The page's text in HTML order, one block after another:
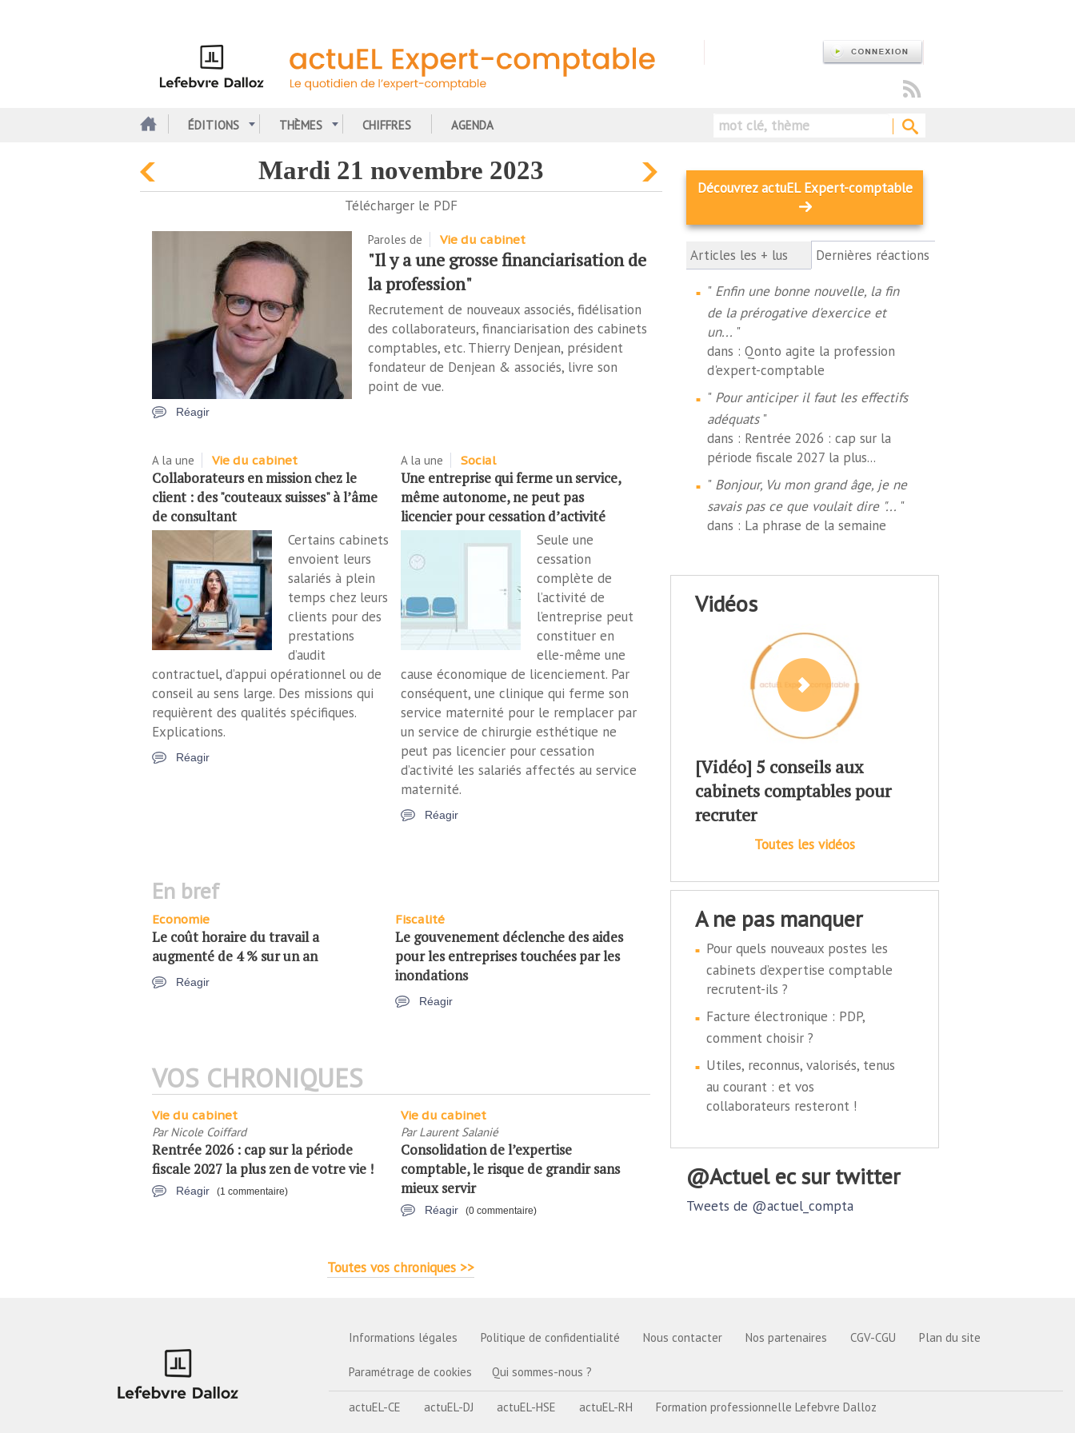
ÉDITIONS THÈMES CHIFFRES AGENDA Rechercher
mardi 21 novembre 2023
Télécharger le PDF
Paroles de Vie du cabinet
"Il y a une grosse financiarisation de
la profession"
Recrutement de nouveaux associés, fidélisation
des collaborateurs, financiarisation des cabinets
comptables, etc. Thierry Denjean, président
fondateur de Denjean & associés, livre son
point de vue.
Réagir
A la une Vie du cabinet
Collaborateurs en mission chez le
client : des "couteaux suisses" à l’âme
de consultant
Certains cabinets
envoient leurs
salariés à plein
temps chez leurs
clients pour des
prestations
d’audit
contractuel, d’appui opérationnel ou de
conseil au sens large. Des missions qui
requièrent des qualités spécifiques.
Explications.
Réagir
A la une Social
Une entreprise qui ferme un service,
même autonome, ne peut pas
licencier pour cessation d’activité
Seule une
cessation
complète de
l’activité de
l’entreprise peut
constituer en
elle-même une
cause économique de licenciement. Par
conséquent, une clinique qui ferme son
service maternité pour le remplacer par
un service de chirurgie esthétique ne
peut pas licencier pour cessation
d’activité les salariés affectés au service
maternité.
Réagir
en bref
Economie
Le coût horaire du travail a
augmenté de 4 % sur un an
Réagir
Fiscalité
Le gouvenement déclenche des aides
pour les entreprises touchées par les
inondations
Réagir
VOS CHRONIQUES
Vie du cabinet
ParNicole Coiffard
Rentrée 2026 : cap sur la période
fiscale 2027 la plus zen de votre vie !
Réagir (1 commentaire)
Vie du cabinet
ParLaurent Salanié
Consolidation de l’expertise
comptable, le risque de grandir sans
mieux servir
Réagir (0 commentaire)
Toutes vos chroniques >>
Découvrez actuEL Expert-comptable
Articles les + lus Dernières réactions
" Enfin une bonne nouvelle, la fin
de la prérogative d'exercice et
un... "
dans : Qonto agite la profession
d'expert-comptable
" Pour anticiper il faut les effectifs
adéquats"
dans : Rentrée 2026 : cap sur la
période fiscale 2027 la plus...
" Bonjour, Vu mon grand âge, je ne
savais pas ce que voulait dire "... "
dans : La phrase de la semaine
vidéos
[Vidéo] 5 conseils aux
cabinets comptables pour
recruter
Toutes les vidéos
a ne pas manquer
Pour quels nouveaux postes les
cabinets d’expertise comptable
recrutent-ils ?
Facture électronique : PDP,
comment choisir ?
Utiles, reconnus, valorisés, tenus
au courant : et vos
collaborateurs resteront !
@actuel ec sur twitter
Tweets de @actuel_compta
Informations légales Politique de confidentialité Nous contacter Nos partenaires CGV-CGU Plan du site
Paramétrage de cookies Qui sommes-nous ?
actuEL-CE actuEL-DJ actuEL-HSE actuEL-RH Formation professionnelle Lefebvre Dalloz